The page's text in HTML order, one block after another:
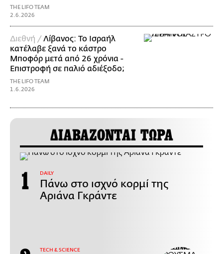
THE LIFO TEAM
2.6.2026
Διεθνή /Λίβανος: Το Ισραήλ
κατέλαβε ξανά το κάστρο
Μποφόρ μετά από 26 χρόνια -
Επιστροφή σε παλιό αδιέξοδο;
THE LIFO TEAM
1.6.2026
ΔΙΑΒΑΖΟΝΤΑΙ ΤΩΡΑ
DAILY
Πάνω στο ισχνό κορμί της
Αριάνα Γκράντε
ΤECH & SCIENCE